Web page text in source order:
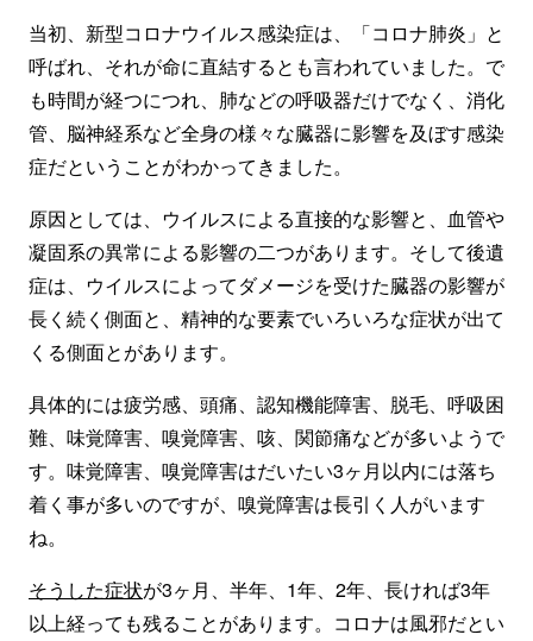
当初、新型コロナウイルス感染症は、「コロナ肺炎」と
呼ばれ、それが命に直結するとも言われていました。で
も時間が経つにつれ、肺などの呼吸器だけでなく、消化
管、脳神経系など全身の様々な臓器に影響を及ぼす感染
症だということがわかってきました。
原因としては、ウイルスによる直接的な影響と、血管や
凝固系の異常による影響の二つがあります。そして後遺
症は、ウイルスによってダメージを受けた臓器の影響が
長く続く側面と、精神的な要素でいろいろな症状が出て
くる側面とがあります。
具体的には疲労感、頭痛、認知機能障害、脱毛、呼吸困
難、味覚障害、嗅覚障害、咳、関節痛などが多いようで
す。味覚障害、嗅覚障害はだいたい3ヶ月以内には落ち
着く事が多いのですが、嗅覚障害は長引く人がいます
ね。
そうした症状が3ヶ月、半年、1年、2年、長ければ3年
以上経っても残ることがあります。コロナは風邪だとい